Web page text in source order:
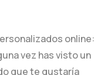
online:
vez has visto un
que te gustaría